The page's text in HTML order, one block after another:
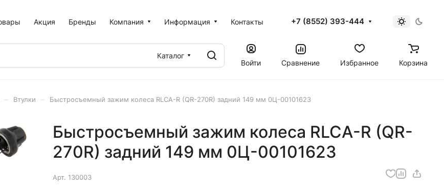
Акция Бренды Компания Информация Контакты +7 (8552) 393-444
Каталог
Войти
Сравнение Избранное Корзина
Втулки Быстросъемный зажим колеса RLCA-R (QR-270R) задний 149 мм 0Ц-00101623
Быстросъемный зажим колеса RLCA-R (QR-
270R) задний 149 мм 0Ц-00101623
Арт. 130003